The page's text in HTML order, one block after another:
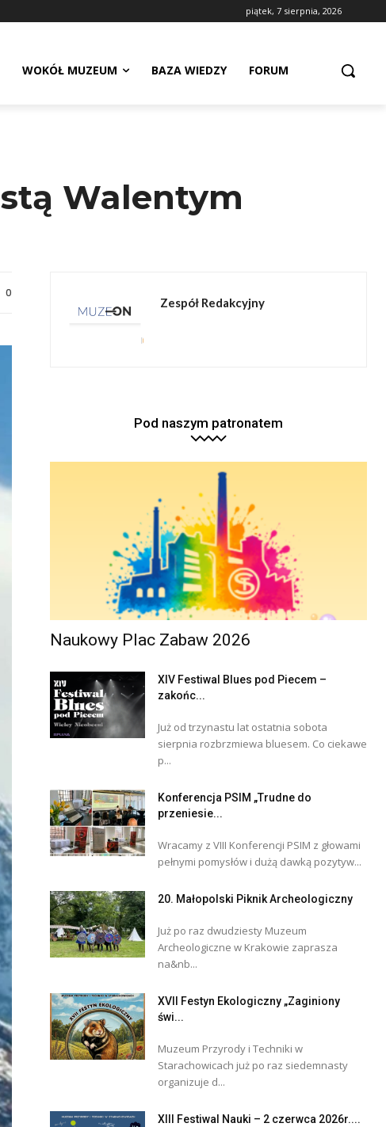
piątek, 7 sierpnia, 2026
WOKÓŁ MUZEUM BAZA WIEDZY FORUM
Walentym
0
Zespół Redakcyjny
Pod naszym patronatem
Naukowy Plac Zabaw 2026
XIV Festiwal Blues pod Piecem –
zakońc...
Już od trzynastu lat ostatnia sobota
sierpnia rozbrzmiewa bluesem. Co ciekawe
p...
Konferencja PSIM „Trudne do
przeniesie...
Wracamy z VIII Konferencji PSIM z głowami
pełnymi pomysłów i dużą dawką pozytyw...
20. Małopolski Piknik Archeologiczny
Już po raz dwudziesty Muzeum
Archeologiczne w Krakowie zaprasza
na&nb...
XVII Festyn Ekologiczny „Zaginiony
świ...
Muzeum Przyrody i Techniki w
Starachowicach już po raz siedemnasty
organizuje d...
XIII Festiwal Nauki – 2 czerwca 2026r....